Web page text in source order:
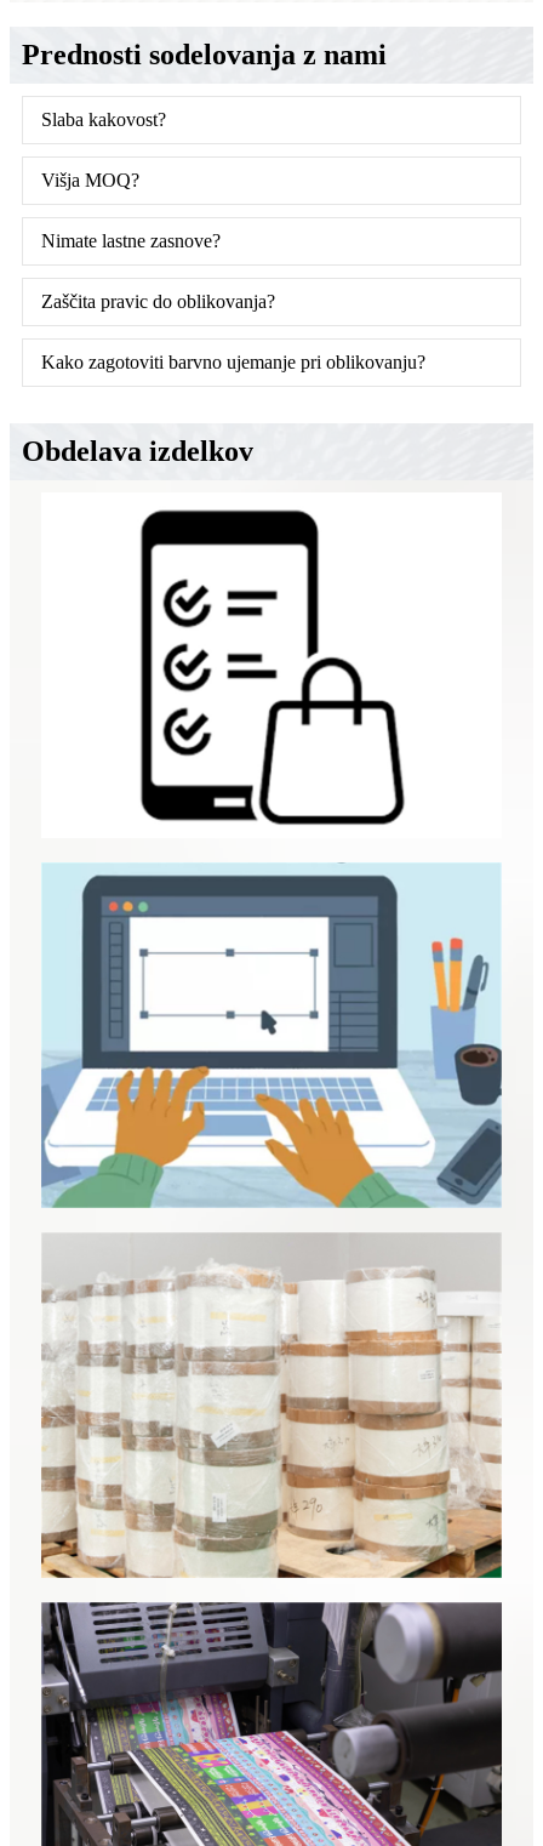
Prednosti sodelovanja z nami
Slaba kakovost?
Višja MOQ?
Nimate lastne zasnove?
Zaščita pravic do oblikovanja?
Kako zagotoviti barvno ujemanje pri oblikovanju?
Obdelava izdelkov